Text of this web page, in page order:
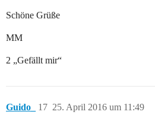
Schöne Grüße
MM
2 „Gefällt mir“
Guido_ 25. April 2016 um 11:49
17